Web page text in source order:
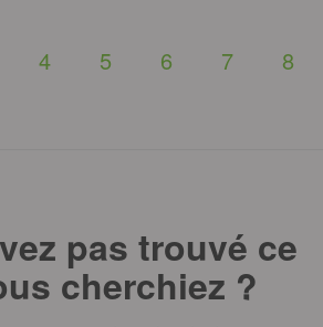
4 5 6 7 8
pas trouvé ce
cherchiez ?